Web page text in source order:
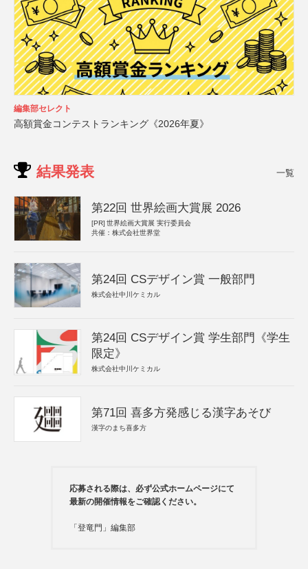
編集部セレクト
高額賞金コンテストランキング《2026年夏》
結果発表 一覧
第22回 世界絵画大賞展 2026
[PR] 世界絵画大賞展 実行委員会
共催：株式会社世界堂
第24回 CSデザイン賞 一般部門
株式会社中川ケミカル
第24回 CSデザイン賞 学生部門《学生
限定》
株式会社中川ケミカル
第71回 喜多方発感じる漢字あそび
漢字のまち喜多方
応募される際は、必ず公式ホームページにて
最新の開催情報をご確認ください。
「登竜門」編集部